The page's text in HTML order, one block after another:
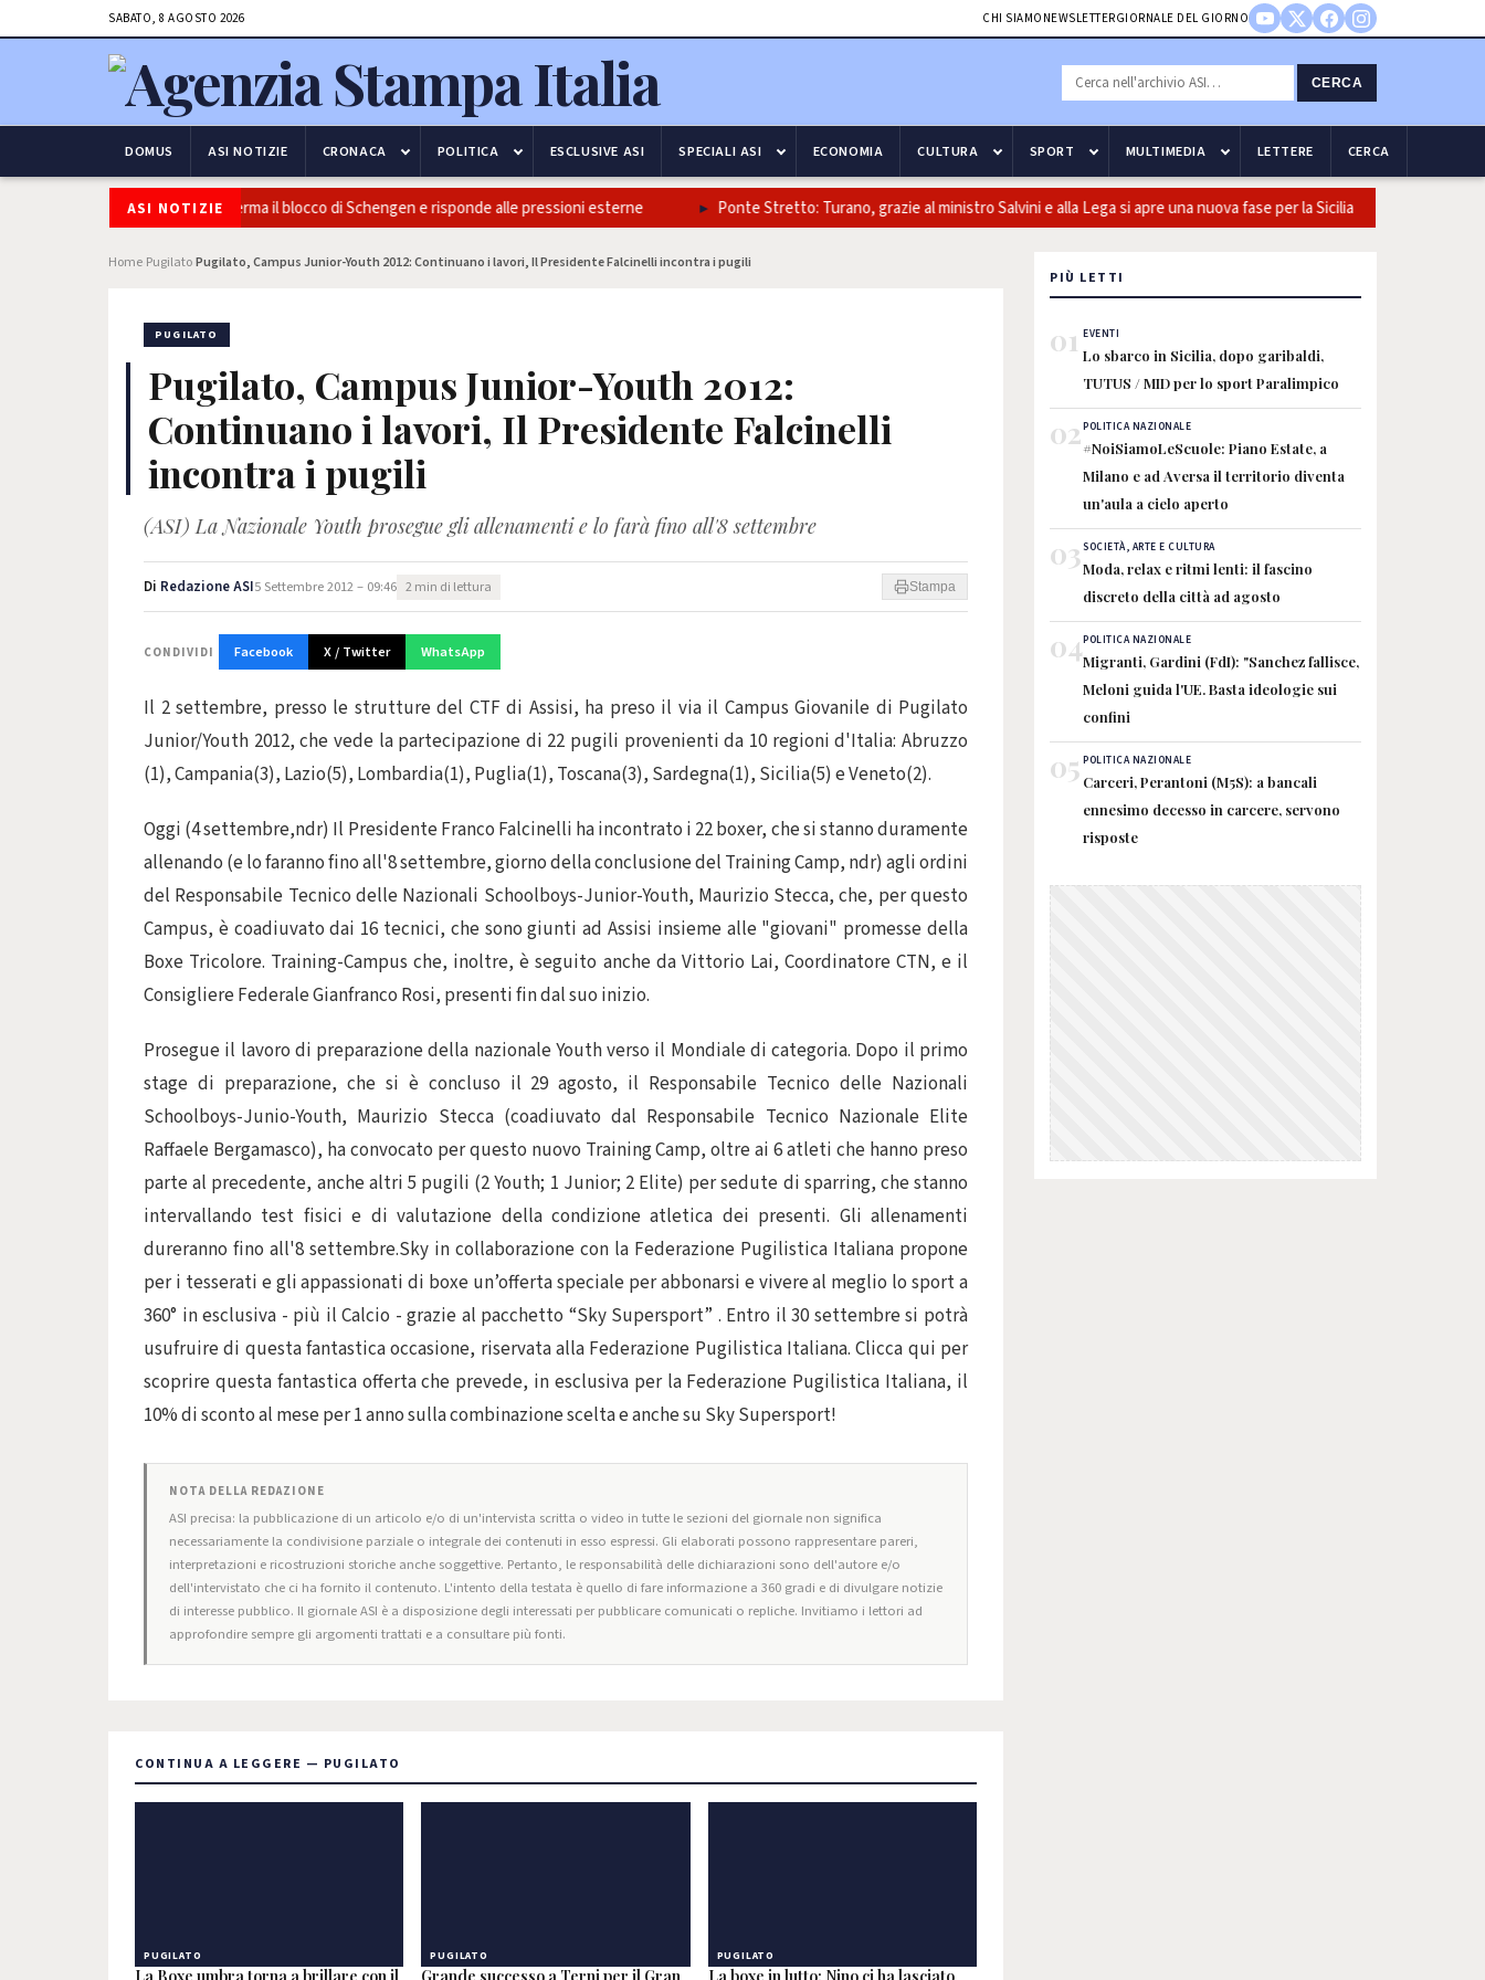
SABATO, 8 AGOSTO 2026 CHI SIAMO NEWSLETTERGIORNALE DEL GIORNO
CERCA
DOMUS ASI NOTIZIE CRONACA POLITICA ESCLUSIVE ASI SPECIALI ASI ECONOMIA CULTURA SPORT MULTIMEDIA LETTERE CERCA
ASI NOTIZIE
e frontiere: l’Italia conferma il blocco di Schengen e risponde alle pressioni esterne Ponte Stretto: Turano, grazie al ministro Salvini e alla Lega si apre una nuova fase per la Sicilia
Home PugilatoPugilato, Campus Junior-Youth 2012: Continuano i lavori, Il Presidente Falcinelli incontra i pugili
PUGILATO
Pugilato, Campus Junior-Youth 2012:
Continuano i lavori, Il Presidente Falcinelli
incontra i pugili
(ASI) La Nazionale Youth prosegue gli allenamenti e lo farà fino all'8 settembre
Di Redazione ASI5 Settembre 2012 – 09:46 2 min di lettura Stampa
CONDIVIDI Facebook X / Twitter WhatsApp
Il 2 settembre, presso le strutture del CTF di Assisi, ha preso il via il Campus Giovanile di Pugilato
Junior/Youth 2012, che vede la partecipazione di 22 pugili provenienti da 10 regioni d'Italia: Abruzzo
(1), Campania(3), Lazio(5), Lombardia(1), Puglia(1), Toscana(3), Sardegna(1), Sicilia(5) e Veneto(2).
Oggi (4 settembre,ndr) Il Presidente Franco Falcinelli ha incontrato i 22 boxer, che si stanno duramente
allenando (e lo faranno fino all'8 settembre, giorno della conclusione del Training Camp, ndr) agli ordini
del Responsabile Tecnico delle Nazionali Schoolboys-Junior-Youth, Maurizio Stecca, che, per questo
Campus, è coadiuvato dai 16 tecnici, che sono giunti ad Assisi insieme alle "giovani" promesse della
Boxe Tricolore. Training-Campus che, inoltre, è seguito anche da Vittorio Lai, Coordinatore CTN, e il
Consigliere Federale Gianfranco Rosi, presenti fin dal suo inizio.
Prosegue il lavoro di preparazione della nazionale Youth verso il Mondiale di categoria. Dopo il primo
stage di preparazione, che si è concluso il 29 agosto, il Responsabile Tecnico delle Nazionali
Schoolboys-Junio-Youth, Maurizio Stecca (coadiuvato dal Responsabile Tecnico Nazionale Elite
Raffaele Bergamasco), ha convocato per questo nuovo Training Camp, oltre ai 6 atleti che hanno preso
parte al precedente, anche altri 5 pugili (2 Youth; 1 Junior; 2 Elite) per sedute di sparring, che stanno
intervallando test fisici e di valutazione della condizione atletica dei presenti. Gli allenamenti
dureranno fino all'8 settembre.Sky in collaborazione con la Federazione Pugilistica Italiana propone
per i tesserati e gli appassionati di boxe un’offerta speciale per abbonarsi e vivere al meglio lo sport a
360° in esclusiva - più il Calcio - grazie al pacchetto “Sky Supersport” . Entro il 30 settembre si potrà
usufruire di questa fantastica occasione, riservata alla Federazione Pugilistica Italiana. Clicca qui per
scoprire questa fantastica offerta che prevede, in esclusiva per la Federazione Pugilistica Italiana, il
10% di sconto al mese per 1 anno sulla combinazione scelta e anche su Sky Supersport!
NOTA DELLA REDAZIONE
ASI precisa: la pubblicazione di un articolo e/o di un'intervista scritta o video in tutte le sezioni del giornale non significa
necessariamente la condivisione parziale o integrale dei contenuti in esso espressi. Gli elaborati possono rappresentare pareri,
interpretazioni e ricostruzioni storiche anche soggettive. Pertanto, le responsabilità delle dichiarazioni sono dell'autore e/o
dell'intervistato che ci ha fornito il contenuto. L'intento della testata è quello di fare informazione a 360 gradi e di divulgare notizie
di interesse pubblico. Il giornale ASI è a disposizione degli interessati per pubblicare comunicati o repliche. Invitiamo i lettori ad
approfondire sempre gli argomenti trattati e a consultare più fonti.
CONTINUA A LEGGERE — PUGILATO
PUGILATO PUGILATO PUGILATO
PIÙ LETTI
01 EVENTI
Lo sbarco in Sicilia, dopo garibaldi,
TUTUS / MID per lo sport Paralimpico
02POLITICA NAZIONALE
#NoiSiamoLeScuole: Piano Estate, a
Milano e ad Aversa il territorio diventa
un'aula a cielo aperto
03SOCIETÀ, ARTE E CULTURA
Moda, relax e ritmi lenti: il fascino
discreto della città ad agosto
04POLITICA NAZIONALE
Migranti, Gardini (FdI): "Sanchez fallisce,
Meloni guida l'UE. Basta ideologie sui
confini
05 POLITICA NAZIONALE
Carceri, Perantoni (M5S): a bancali
ennesimo decesso in carcere, servono
risposte